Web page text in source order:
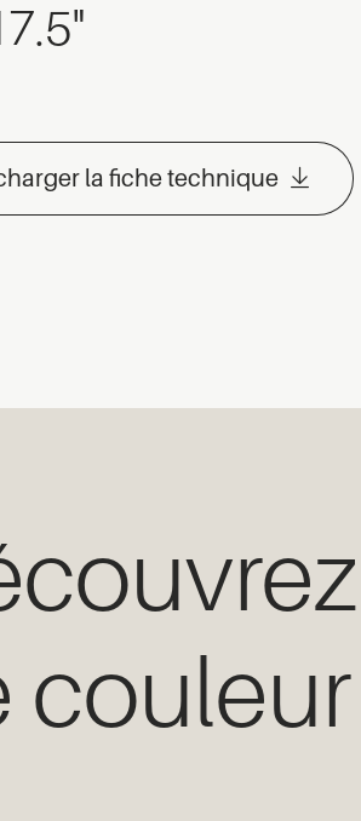
la fiche technique